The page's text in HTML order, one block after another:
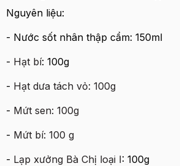
Nguyên liệu:
- Nước sốt nhân thập cẩm: 150ml
- Hạt bí: 100g
- Hạt dưa tách vỏ: 100g
- Mứt sen: 100g
- Mứt bí: 100 g
- Lạp xưởng Bà Chị loại I: 100g